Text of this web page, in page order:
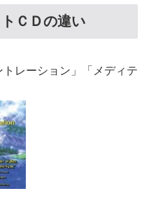
ＣＤの違い
レーション」「メディテ